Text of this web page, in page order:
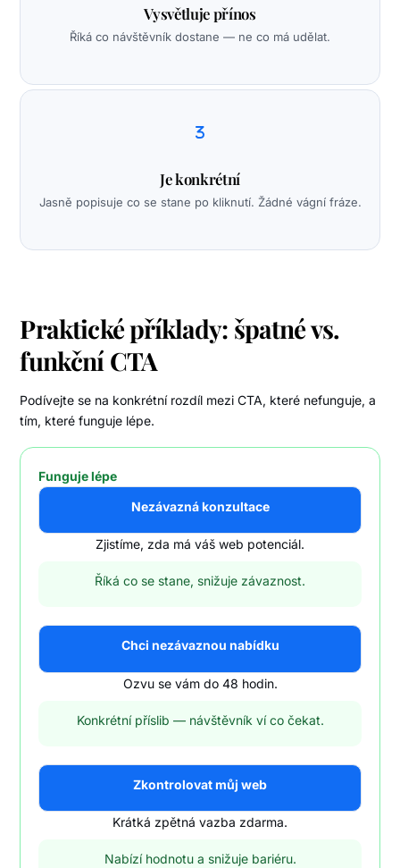
Vysvětluje přínos
Říká co návštěvník dostane — ne co má udělat.
Je konkrétní
Jasně popisuje co se stane po kliknutí. Žádné vágní fráze.
Praktické příklady: špatné vs.
funkční CTA
Podívejte se na konkrétní rozdíl mezi CTA, které nefunguje, a
tím, které funguje lépe.
Funguje lépe
Nezávazná konzultace
Zjistíme, zda má váš web potenciál.
Říká co se stane, snižuje závaznost.
Chci nezávaznou nabídku
Ozvu se vám do 48 hodin.
Konkrétní příslib — návštěvník ví co čekat.
Zkontrolovat můj web
Krátká zpětná vazba zdarma.
Nabízí hodnotu a snižuje bariéru.